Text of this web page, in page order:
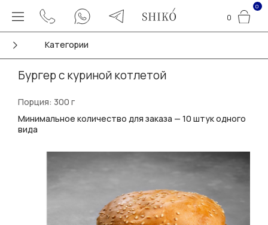
0
0
Категории
Бургер с куриной котлетой
Порция: 300 г
Минимальное количество для заказа — 10 штук одного
вида